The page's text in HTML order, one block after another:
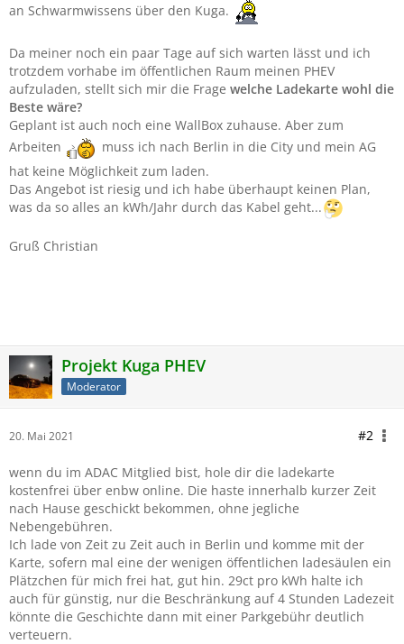
an Schwarmwissens über den Kuga.
Da meiner noch ein paar Tage auf sich warten lässt und ich
trotzdem vorhabe im öffentlichen Raum meinen PHEV
aufzuladen, stellt sich mir die Frage welche Ladekarte wohl die
Beste wäre?
Geplant ist auch noch eine WallBox zuhause. Aber zum
Arbeiten
muss ich nach Berlin in die City und mein AG
hat keine Möglichkeit zum laden.
Das Angebot ist riesig und ich habe überhaupt keinen Plan,
was da so alles an kWh/Jahr durch das Kabel geht...
Gruß Christian
Projekt Kuga PHEV
Moderator
20. Mai 2021 #2
wenn du im ADAC Mitglied bist, hole dir die ladekarte
kostenfrei über enbw online. Die haste innerhalb kurzer Zeit
nach Hause geschickt bekommen, ohne jegliche
Nebengebühren.
Ich lade von Zeit zu Zeit auch in Berlin und komme mit der
Karte, sofern mal eine der wenigen öffentlichen ladesäulen ein
Plätzchen für mich frei hat, gut hin. 29ct pro kWh halte ich
auch für günstig, nur die Beschränkung auf 4 Stunden Ladezeit
könnte die Geschichte dann mit einer Parkgebühr deutlich
verteuern.